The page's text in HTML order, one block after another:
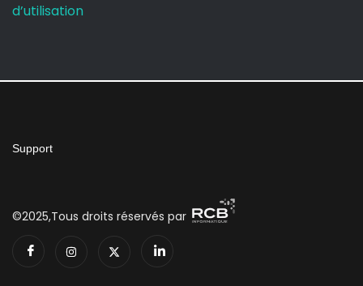
d’utilisation
Support
©2025,Tous droits réservés par